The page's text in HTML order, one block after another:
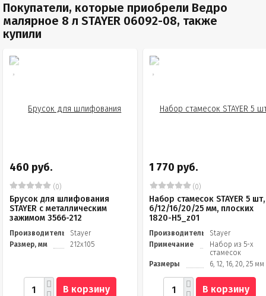
Покупатели, которые приобрели Ведро
малярное 8 л STAYER 06092-08, также
купили
460 руб.
(0)
Брусок для шлифования
STAYER с металлическим
зажимом 3566-212
Производитель
Stayer
Размер, мм
212х105
В корзину
1 770 руб.
(0)
Набор стамесок STAYER 5 шт,
6/12/16/20/25 мм, плоских
1820-H5_z01
Производитель
Stayer
Примечание
Набор из 5-х
стамесок
Размеры
6, 12, 16, 20, 25 мм
В корзину